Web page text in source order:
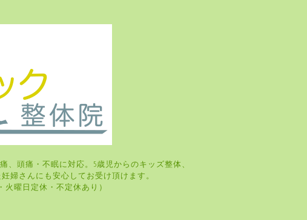
頭痛・不眠に対応。5歳児からのキッズ整体、
た妊婦さんにも安心してお受け頂けます。
曜日定休・不定休あり）